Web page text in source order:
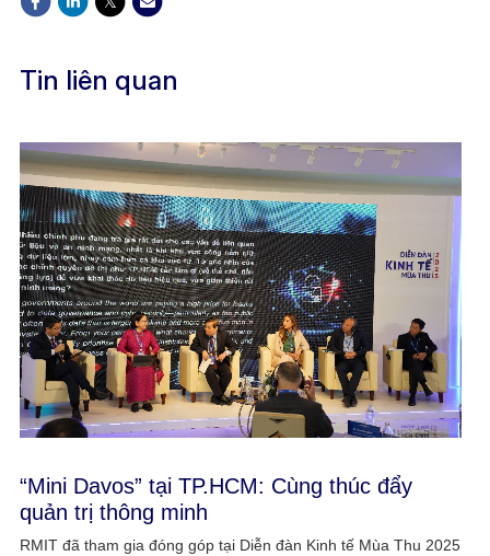
Tin liên quan
“Mini Davos” tại TP.HCM: Cùng thúc đẩy
quản trị thông minh
RMIT đã tham gia đóng góp tại Diễn đàn Kinh tế Mùa Thu 2025